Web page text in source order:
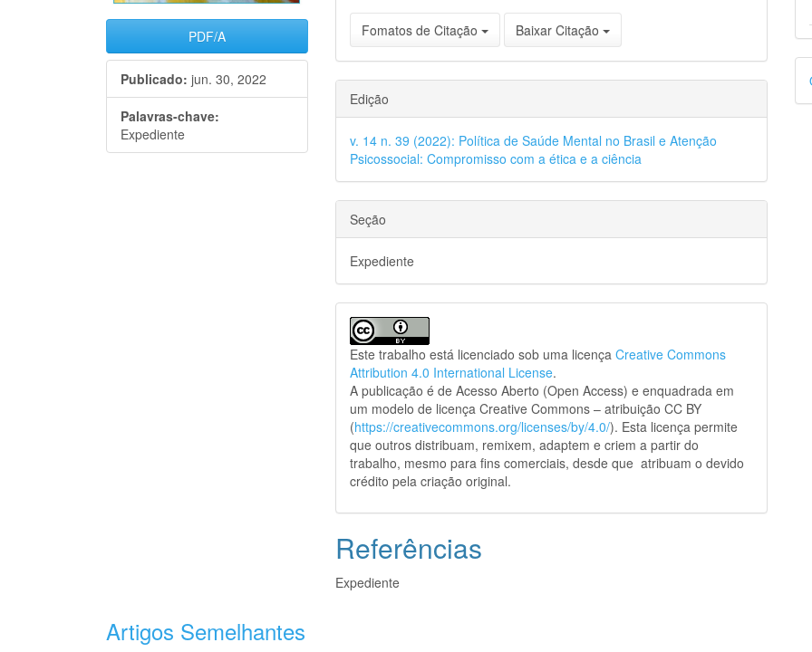
PDF/A
Publicado: jun. 30, 2022
Palavras-chave:
Expediente
Fomatos de Citação Baixar Citação
Edição
v. 14 n. 39 (2022): Política de Saúde Mental no Brasil e Atenção
Psicossocial: Compromisso com a ética e a ciência
Seção
Expediente
Este trabalho está licenciado sob uma licençaCreative Commons
Attribution 4.0 International License.
A publicação é de Acesso Aberto (Open Access) e enquadrada em
um modelo de licença Creative Commons – atribuição CC BY
(https://creativecommons.org/licenses/by/4.0/). Esta licença permite
que outros distribuam, remixem, adaptem e criem a partir do
trabalho, mesmo para fins comerciais, desde que atribuam o devido
crédito pela criação original.
Referências
Expediente
Artigos Semelhantes